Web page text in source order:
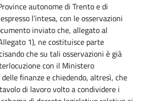
autonome di Trento e di
l’intesa, con le osservazioni
inviato che, allegato al
1), ne costituisce parte
che su tali osservazioni è già
con il Ministero
delle finanze e chiedendo, altresì, che
di lavoro volto a condividere i